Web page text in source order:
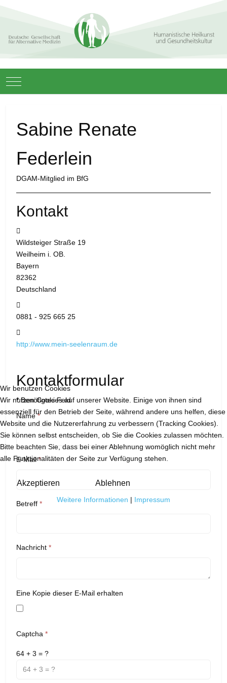
Mobile Menu Toggle
Sabine Renate
Federlein
DGAM-Mitglied im BfG
Kontakt
Wildsteiger Straße 19
Weilheim i. OB.
Bayern
82362
Deutschland
0881 - 925 665 25
http://www.mein-seelenraum.de
Kontaktformular
*Benötigtes Feld
Name*
E-Mail*
Betreff *
Nachricht *
Eine Kopie dieser E-Mail erhalten
Captcha *
64 + 3 = ?
Wir benutzen Cookies
Wir nutzen Cookies auf unserer Website. Einige von ihnen sind
essenziell für den Betrieb der Seite, während andere uns helfen, diese
Website und die Nutzererfahrung zu verbessern (Tracking Cookies).
Sie können selbst entscheiden, ob Sie die Cookies zulassen möchten.
Bitte beachten Sie, dass bei einer Ablehnung womöglich nicht mehr
alle Funktionalitäten der Seite zur Verfügung stehen.
Akzeptieren Ablehnen
Weitere Informationen | Impressum